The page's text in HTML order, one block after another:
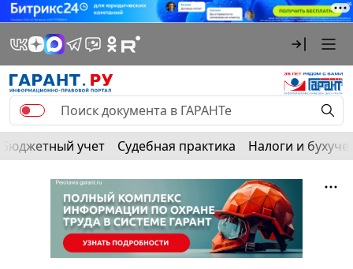
Бюджетный учет Судебная практика Налоги и